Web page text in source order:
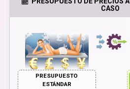
CASO
PRESUPUESTO
ESTÁNDAR